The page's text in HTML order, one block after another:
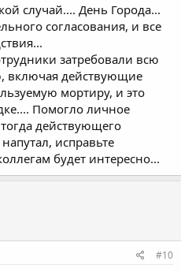
случай.... День Города...
согласования, и все
затребовали всю
включая действующие
мортиру, и это
Помогло личное
действующего
исправьте
будет интересно...
#10